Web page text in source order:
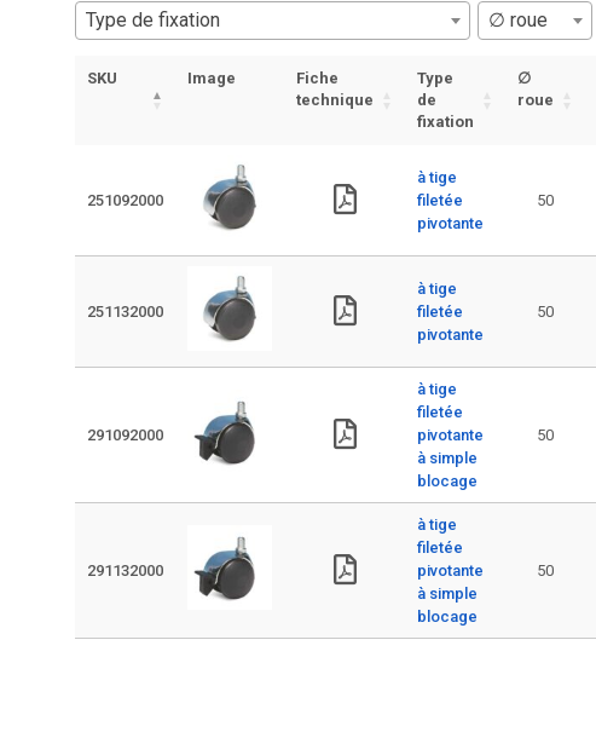
Type de fixation ∅ roue
SKU Image
Fiche
technique
Type
de
fixation
∅
roue
251092000
à tige
filetée
pivotante
50
251132000
à tige
filetée
pivotante
50
291092000
à tige
filetée
pivotante
à simple
blocage
50
291132000
à tige
filetée
pivotante
à simple
blocage
50